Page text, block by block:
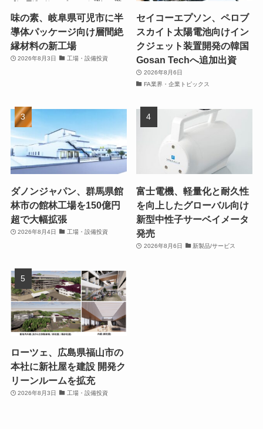
味の素、岐阜県可児市に半
導体パッケージ向け層間絶
縁材料の新工場
2026年8月3日 工場・設備投資
セイコーエプソン、ペロブ
スカイト太陽電池向けイン
クジェット装置開発の韓国
Gosan Techへ追加出資
2026年8月6日
FA業界・企業トピックス
ダノンジャパン、群馬県館
林市の館林工場を150億円
超で大幅拡張
2026年8月4日 工場・設備投資
富士電機、軽量化と耐久性
を向上したグローバル向け
新型中性子サーベイメータ
発売
2026年8月6日 新製品/サービス
ローツェ、広島県福山市の
本社に新社屋を建設 開発ク
リーンルームを拡充
2026年8月3日 工場・設備投資